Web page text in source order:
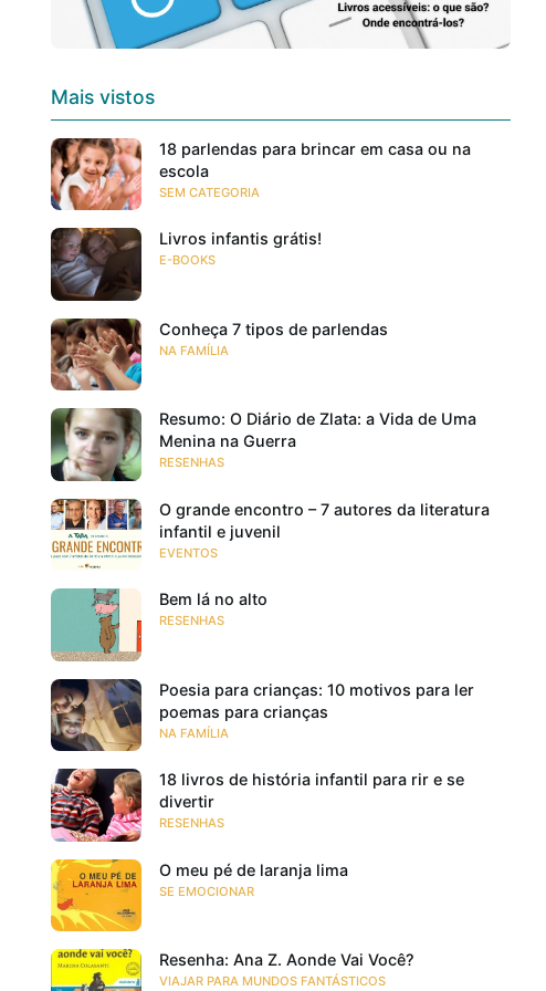
Mais vistos
18 parlendas para brincar em casa ou na
escola
SEM CATEGORIA
Livros infantis grátis!
E-BOOKS
Conheça 7 tipos de parlendas
NA FAMÍLIA
Resumo: O Diário de Zlata: a Vida de Uma
Menina na Guerra
RESENHAS
O grande encontro – 7 autores da literatura
infantil e juvenil
EVENTOS
Bem lá no alto
RESENHAS
Poesia para crianças: 10 motivos para ler
poemas para crianças
NA FAMÍLIA
18 livros de história infantil para rir e se
divertir
RESENHAS
O meu pé de laranja lima
SE EMOCIONAR
Resenha: Ana Z. Aonde Vai Você?
VIAJAR PARA MUNDOS FANTÁSTICOS